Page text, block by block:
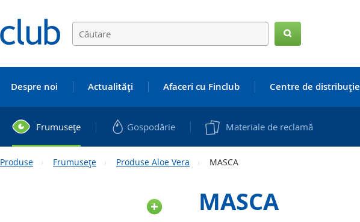
Despre noi Actualităţi Afaceri cu Finclub Centre de distribuţie
Frumuseţe Gospodărie Materiale de reclamă
Produse Frumuseţe Produse Aloe Vera MASCA
MASCA